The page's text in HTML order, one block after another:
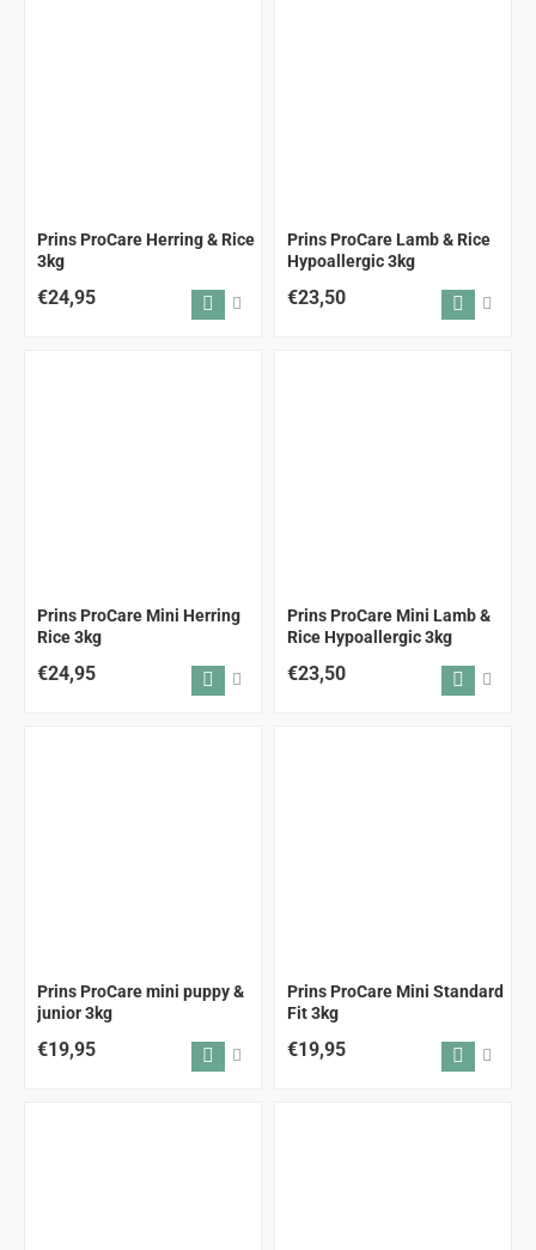
Prins ProCare Herring & Rice
3kg
€24,95
Prins ProCare Lamb & Rice
Hypoallergic 3kg
€23,50
Prins ProCare Mini Herring
Rice 3kg
€24,95
Prins ProCare Mini Lamb &
Rice Hypoallergic 3kg
€23,50
Prins ProCare mini puppy &
junior 3kg
€19,95
Prins ProCare Mini Standard
Fit 3kg
€19,95